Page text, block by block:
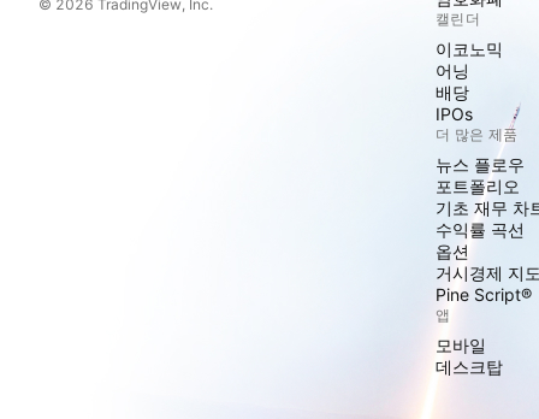
© 2026 TradingView, Inc.
캘린더
이코노믹
어닝
배당
IPOs
더 많은 제품
뉴스 플로우
포트폴리오
기초 재무 차
수익률 곡선
옵션
거시경제 지
Pine Script®
앱
모바일
데스크탑